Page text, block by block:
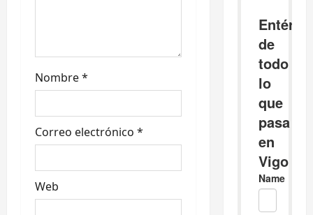
d
s
Nombre*
Correo electrónico *
Web